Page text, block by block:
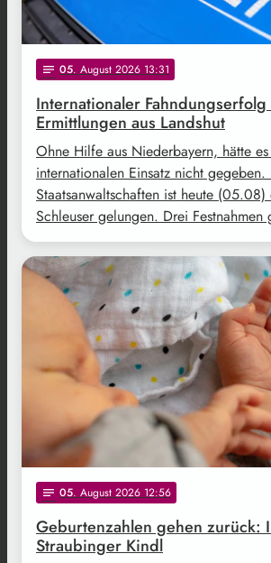
notes 05. August 2026 13:31
Internationaler Fahndungserfolg
Ermittlungen aus Landshut
Ohne Hilfe aus Niederbayern, hätte
internationalen Einsatz nicht gegeben.
Staatsanwaltschaften ist heute
Schleuser gelungen. Drei
notes 05. August 2026 12:56
Geburtenzahlen gehen zurück:
Straubinger Kindl